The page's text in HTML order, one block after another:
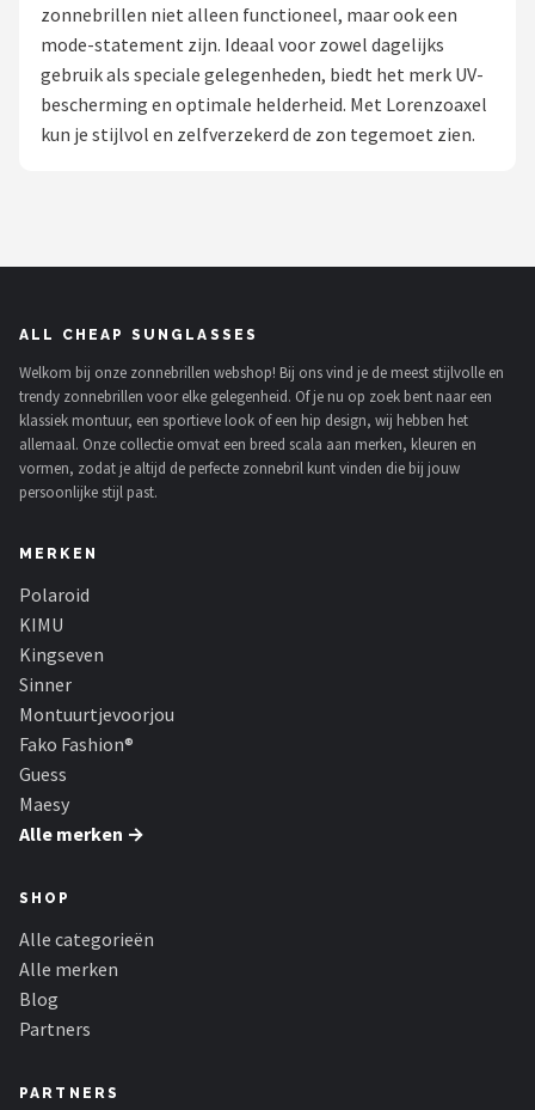
POPULAIRE MERKEN
Polaroid
KIMU
Fako Fashion®
Guess
Maesy
zonnebrillen niet alleen functioneel, maar ook een
mode-statement zijn. Ideaal voor zowel dagelijks
gebruik als speciale gelegenheden, biedt het merk UV-
bescherming en optimale helderheid. Met Lorenzoaxel
kun je stijlvol en zelfverzekerd de zon tegemoet zien.
ALL CHEAP SUNGLASSES
Welkom bij onze zonnebrillen webshop! Bij ons vind je de meest stijlvolle en
trendy zonnebrillen voor elke gelegenheid. Of je nu op zoek bent naar een
klassiek montuur, een sportieve look of een hip design, wij hebben het
allemaal. Onze collectie omvat een breed scala aan merken, kleuren en
vormen, zodat je altijd de perfecte zonnebril kunt vinden die bij jouw
persoonlijke stijl past.
MERKEN
Polaroid
KIMU
Kingseven
Sinner
Montuurtjevoorjou
Fako Fashion®
Guess
Maesy
Alle merken →
SHOP
Alle categorieën
Alle merken
Blog
Partners
PARTNERS